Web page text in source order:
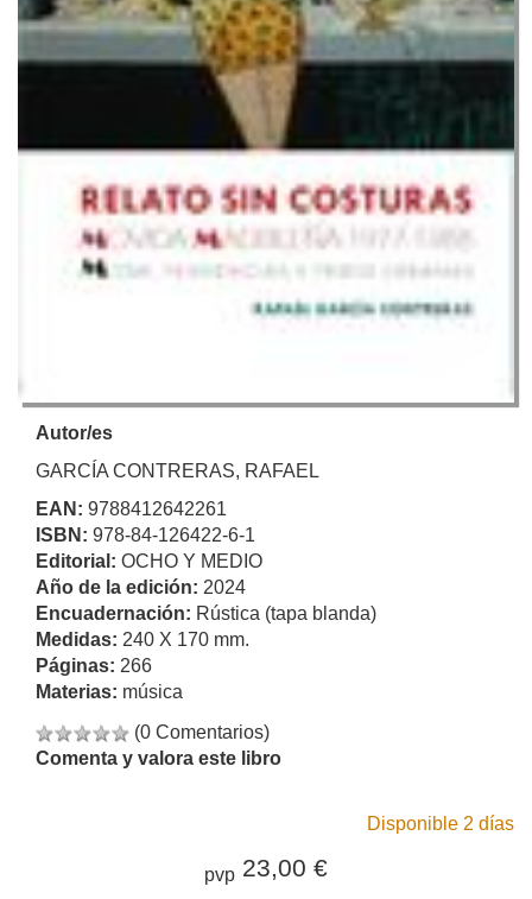
Autor/es
GARCÍA CONTRERAS, RAFAEL
EAN: 9788412642261
ISBN: 978-84-126422-6-1
Editorial: OCHO Y MEDIO
Año de la edición: 2024
Encuadernación: Rústica (tapa blanda)
Medidas: 240 X 170 mm.
Páginas: 266
Materias: música
(0 Comentarios)
Comenta y valora este libro
Disponible 2 días
pvp 23,00 €